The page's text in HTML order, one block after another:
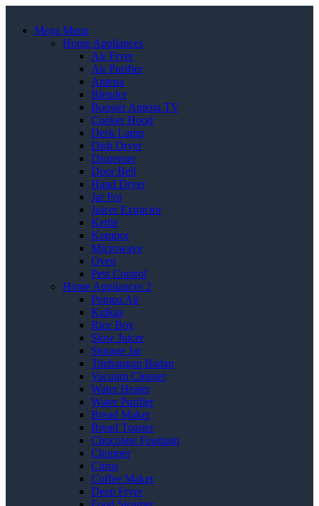
Mega Menu
Home Appliances
Air Fryer
Air Purifier
Antena
Blender
Booster Antena TV
Cooker Hood
Desk Lamp
Dish Dryer
Dispenser
Door Bell
Hand Dryer
Jar Pot
Juicer Extractor
Kettle
Kompor
Microwave
Oven
Pest Control
Home Appliances 2
Pompa Air
Kulkas
Rice Box
Slow Juicer
Storage Jar
Timbangan Badan
Vacuum Cleaner
Water Heater
Water Purifier
Bread Maker
Bread Toaster
Chocolate Fountain
Chopper
Citrus
Coffee Maker
Deep Fryer